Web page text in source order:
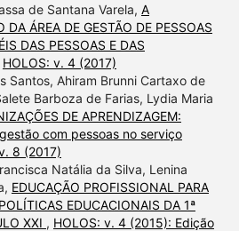
de Santana Varela, A
DA ÁREA DE GESTÃO DE PESSOAS
DAS PESSOAS E DAS
HOLOS: v. 4 (2017)
Santos, Ahiram Brunni Cartaxo de
Barboza de Farias, Lydia Maria
DE APRENDIZAGEM:
com pessoas no serviço
8 (2017)
Natália da Silva, Lenina
EDUCAÇÃO PROFISSIONAL PARA
EDUCACIONAIS DA 1ª
XXI , HOLOS: v. 4 (2015): Edição